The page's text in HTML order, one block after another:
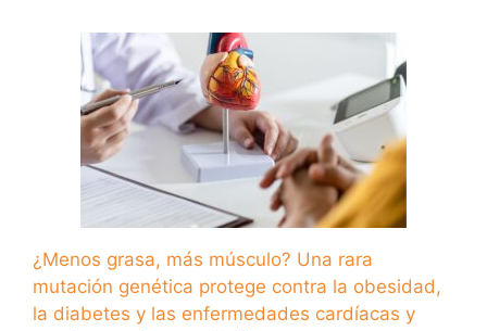
¿Menos grasa, más músculo? Una rara
mutación genética protege contra la obesidad,
la diabetes y las enfermedades cardíacas y